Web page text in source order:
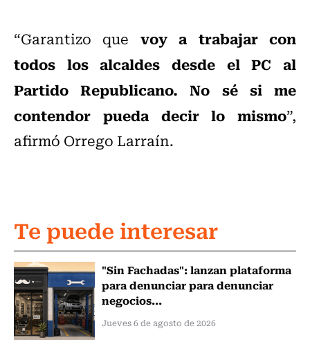
“Garantizo que voy a trabajar con
todos los alcaldes desde el PC al
Partido Republicano. No sé si me
contendor pueda decir lo mismo”,
afirmó Orrego Larraín.
Te puede interesar
"Sin Fachadas": lanzan plataforma
para denunciar para denunciar
negocios...
Jueves 6 de agosto de 2026